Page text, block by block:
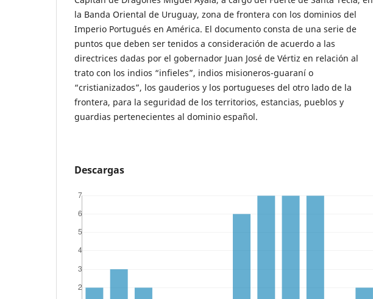
la Banda Oriental de Uruguay, zona de frontera con los dominios del
Imperio Portugués en América. El documento consta de una serie de
puntos que deben ser tenidos a consideración de acuerdo a las
directrices dadas por el gobernador Juan José de Vértiz en relación al
trato con los indios “infieles”, indios misioneros-guaraní o
“cristianizados”, los gauderios y los portugueses del otro lado de la
frontera, para la seguridad de los territorios, estancias, pueblos y
guardias pertenecientes al dominio español.
Descargas